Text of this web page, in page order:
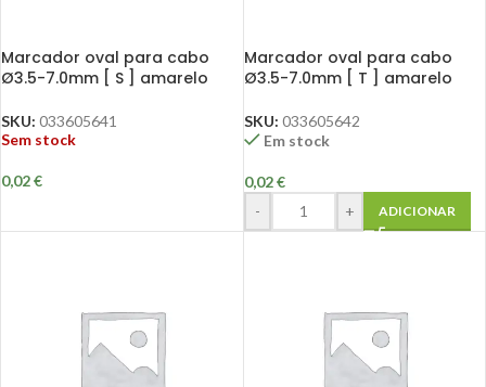
Marcador oval para cabo
Ø3.5-7.0mm [ S ] amarelo
SKU: 033605641
Sem stock
0,02€
Marcador oval para cabo
Ø3.5-7.0mm [ T ] amarelo
SKU: 033605642
Em stock
0,02€
-
+ ADICIONAR